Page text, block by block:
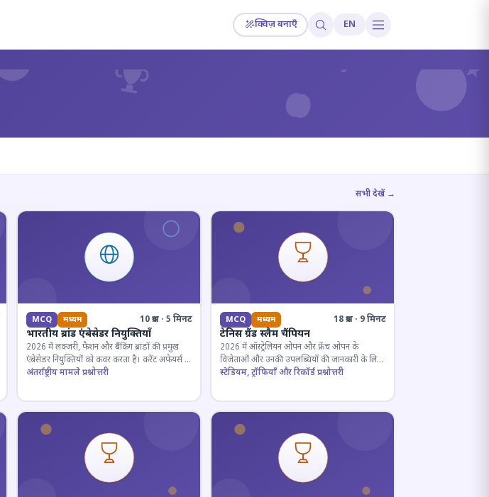
क्विज़ बनाएँ EN
? ?
सभी देखें →
MCQ मध्यम 10 प्रश्न · 5 मिनट
भारतीय ब्रांड एंबेसेडर नियुक्तियाँ
2026 में लक्जरी, फैशन और बैंकिंग ब्रांडों की प्रमुख
एंबेसेडर नियुक्तियों को कवर करता है। करेंट अफेयर्स के
लिए जरूरी।
अंतर्राष्ट्रीय मामले प्रश्नोत्तरी
MCQ मध्यम 18 प्रश्न · 9 मिनट
टेनिस ग्रैंड स्लैम चैंपियन
2026 में ऑस्ट्रेलियन ओपन और फ्रेंच ओपन के
विजेताओं और उनकी उपलब्धियों की जानकारी के लिए
क्विज़।
स्टेडियम, ट्रॉफियाँ और रिकॉर्ड प्रश्नोत्तरी